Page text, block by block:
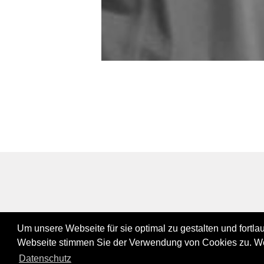
Um unsere Webseite für sie optimal zu gestalten und
Webseite stimmen Sie der Verwendung von Cookies zu.
Datenschutz